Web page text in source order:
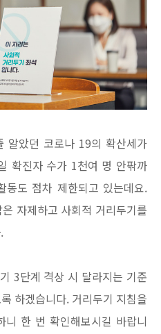
알았던 코로나 19의 확산세가
확진자 수가 1천여 명 안팎까
동도 점차 제한되고 있는데요.
자제하고 사회적 거리두기를
3단계 격상 시 달라지는 기준
하겠습니다. 거리두기 지침을
한 번 확인해보시길 바랍니